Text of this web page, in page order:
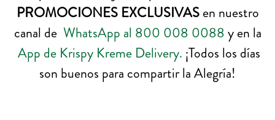
PROMOCIONES EXCLUSIVASen nuestro
canal de WhatsApp al 800 008 0088y en la
App de Krispy Kreme Delivery. ¡Todos los días
son buenos para compartir la Alegría!